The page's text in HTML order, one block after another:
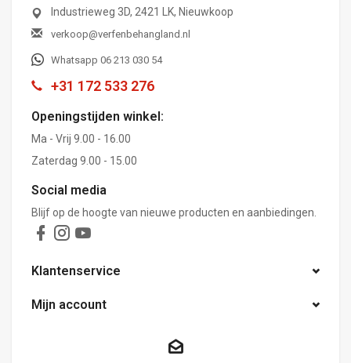
Industrieweg 3D, 2421 LK, Nieuwkoop
verkoop@verfenbehangland.nl
Whatsapp 06 213 030 54
+31 172 533 276
Openingstijden winkel:
Ma - Vrij 9.00 - 16.00
Zaterdag 9.00 - 15.00
Social media
Blijf op de hoogte van nieuwe producten en aanbiedingen.
Klantenservice
Mijn account